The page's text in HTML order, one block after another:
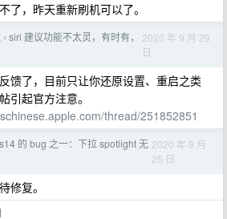
了，昨天重新刷机可以了。
› siri 建议功能不太灵，有时有，
2020 年 9 月 29
日
馈了，目前只让你还原设置、重启之类
引起官方注意。
thread/251852851
的 bug 之一：下拉 spotlight 无 2020 年 9 月
25 日
修复。